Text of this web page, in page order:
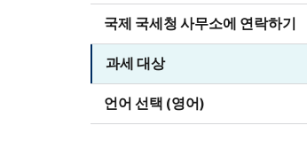
국제 국세청 사무소에 연락하기
과세 대상
언어 선택 (영어)